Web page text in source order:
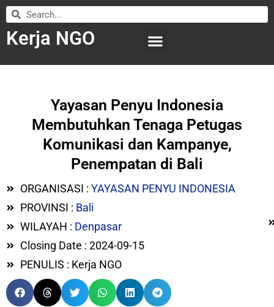
Kerja NGO
Yayasan Penyu Indonesia
Membutuhkan Tenaga Petugas
Komunikasi dan Kampanye,
Penempatan di Bali
ORGANISASI : YAYASAN PENYU INDONESIA
PROVINSI : Bali
WILAYAH : Denpasar
Closing Date : 2024-09-15
PENULIS : Kerja NGO